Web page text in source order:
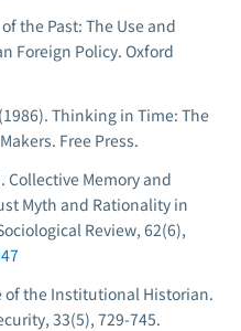
the Past: The Use and
Foreign Policy. Oxford
Thinking in Time: The
. Free Press.
Collective Memory and
Myth and Rationality in
Review, 62(6),
of the Institutional Historian.
, 33(5), 729-745.